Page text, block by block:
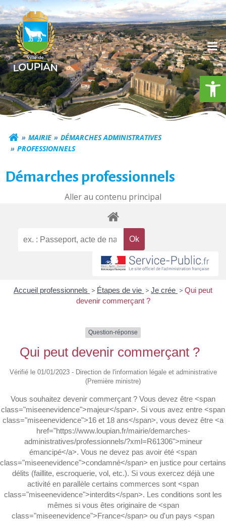
Aller
au
contenu
Commune de
MAIRIE
DÉMARCHES ADMINISTRATIVES
PROFESSIONNELS
Démarches professionnels
Aller au contenu principal
Accueil professionnels > Étapes de vie > Je crée > Qui peut
devenir commerçant ?
Question-réponse
Qui peut devenir commerçant ?
Vérifié le 01/01/2023 - Direction de l'information légale et administrative
(Première ministre)
Vous souhaitez devenir commerçant ? Vous devez être <span
class="miseenevidence">majeur</span>. Si vous avez entre <span
class="miseenevidence">16 et 18 ans</span>, vous devez être <a
href="https://www.loupian.fr/mairie/demarches-
administratives/professionnels/?xml=R61306">mineur
émancipé</a>. Vous ne devez pas avoir été <span
class="miseenevidence">condamné</span> en justice pour certains
délits (faillite, escroquerie, vol, etc.). Si vous exercez déjà une
activité en parallèle certains commerces sont <span
class="miseenevidence">interdits</span>. Les conditions sont les
mêmes si vous êtes originaire de <span
class="miseenevidence">France</span> ou d'un pays <span